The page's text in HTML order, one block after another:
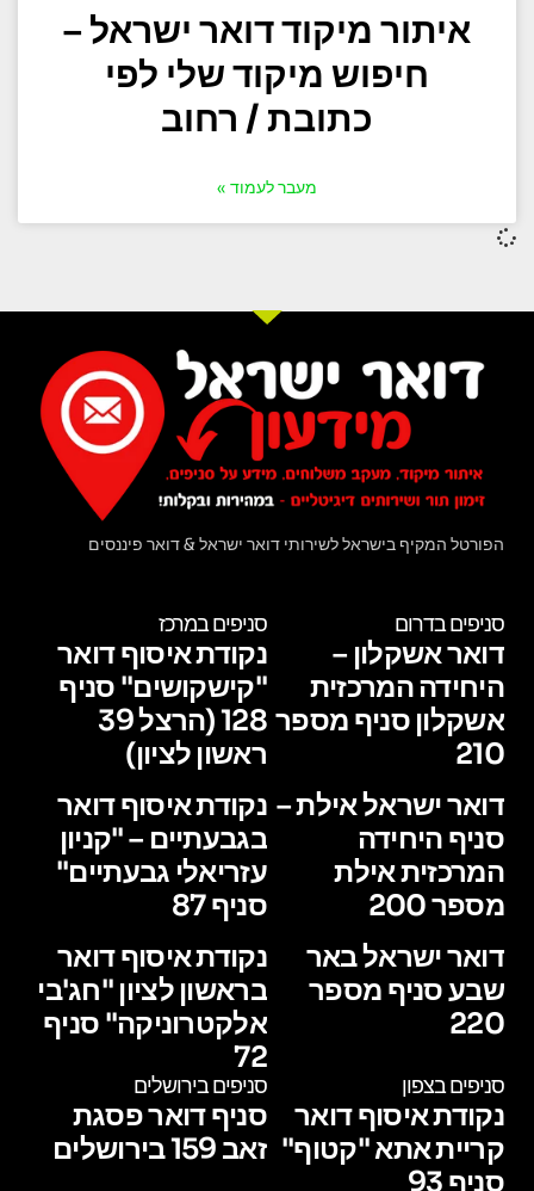
איתור מיקוד דואר ישראל –
חיפוש מיקוד שלי לפי
כתובת / רחוב
מעבר לעמוד »
הפורטל המקיף בישראל לשירותי דואר ישראל & דואר פיננסים
סניפים בדרום
דואר אשקלון –
היחידה המרכזית
אשקלון סניף מספר
210
דואר ישראל אילת –
סניף היחידה
המרכזית אילת
מספר 200
דואר ישראל באר
שבע סניף מספר
220
סניפים במרכז
נקודת איסוף דואר
"קישקושים" סניף
128 (הרצל 39
ראשון לציון)
נקודת איסוף דואר
בגבעתיים – "קניון
עזריאלי גבעתיים"
סניף 87
נקודת איסוף דואר
בראשון לציון "חג'בי
אלקטרוניקה" סניף
72
סניפים בצפון
נקודת איסוף דואר
קריית אתא "קטוף"
סניף 93
סניפים בירושלים
סניף דואר פסגת
זאב 159 בירושלים